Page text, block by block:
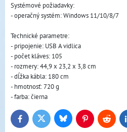
Systémové požiadavky:
- operačný systém: Windows 11/10/8/7
Technické parametre:
- pripojenie: USB A vidlica
- počet kláves: 105
- rozmery: 44,9 x 23,2 x 3,8 cm
- dĺžka kábla: 180 cm
- hmotnosť: 720 g
- farba: čierna
FacebookTwitter BlueskyPinterestReddit